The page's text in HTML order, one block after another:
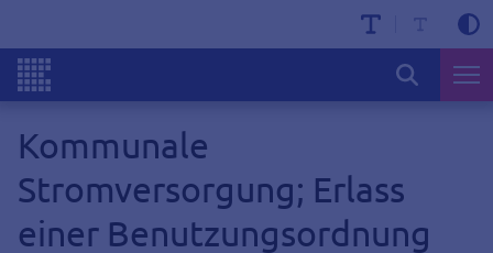
Kommunale
Stromversorgung; Erlass
einer Benutzungsordnung